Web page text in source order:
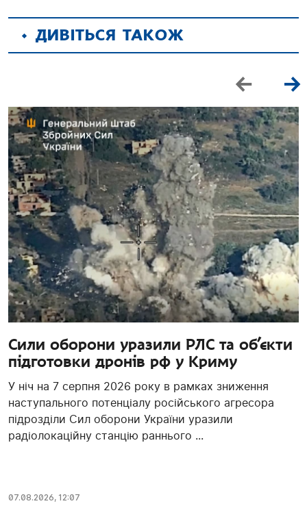
ДИВІТЬСЯ ТАКОЖ
Сили оборони уразили РЛС та об’єкти
підготовки дронів рф у Криму
У ніч на 7 серпня 2026 року в рамках зниження
наступального потенціалу російського агресора
підрозділи Сил оборони України уразили
радіолокаційну станцію раннього ...
07.08.2026, 12:07